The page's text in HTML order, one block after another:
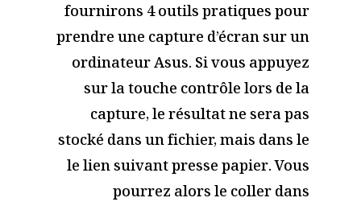
fournirons 4 outils pratiques pour
prendre une capture d’écran sur un
ordinateur Asus. Si vous appuyez
sur la touche contrôle lors de la
capture, le résultat ne sera pas
stocké dans un fichier, mais dans le
le lien suivantpresse papier. Vous
pourrez alors le coller dans